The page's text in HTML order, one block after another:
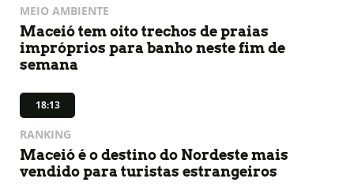
MEIO AMBIENTE
Maceió tem oito trechos de praias
impróprios para banho neste fim de
semana
18:13
RANKING
Maceió é o destino do Nordeste mais
vendido para turistas estrangeiros